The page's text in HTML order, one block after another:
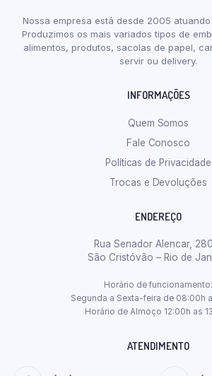
Nossa empresa está desde 2005
Produzimos os mais variados tipos de
alimentos, produtos, sacolas de papel,
servir ou delivery.
INFORMAÇÕES
Quem Somos
Fale Conosco
Políticas de Privacidade
Trocas e Devoluções
ENDEREÇO
Rua Senador Alencar,
São Cristóvão – Rio de
Horário de funcionamento:
Segunda a Sexta-feira de 08:00h
Horário de Almoço 12:00h as
ATENDIMENTO